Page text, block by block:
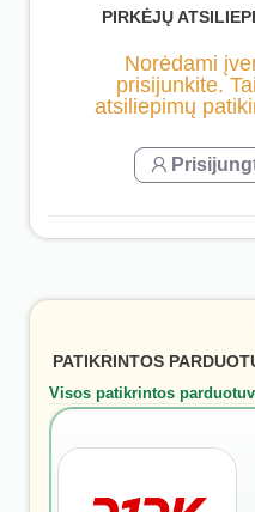
PIRKĖJŲ
Norėdami
prisijunkite.
atsiliepimų
PATIKRINTOS
Visos patikrintos